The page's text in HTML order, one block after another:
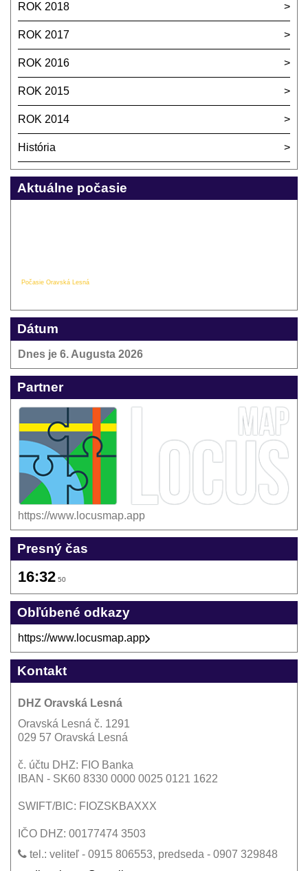
ROK 2018
ROK 2017
ROK 2016
ROK 2015
ROK 2014
História
Aktuálne počasie
Počasie Oravská Lesná
Dátum
Dnes je 6. Augusta 2026
Partner
https://www.locusmap.app
Presný čas
16:32 50
Obľúbené odkazy
https://www.locusmap.app
Kontakt
DHZ Oravská Lesná
Oravská Lesná č. 1291
029 57 Oravská Lesná
č. účtu DHZ: FIO Banka
IBAN - SK60 8330 0000 0025 0121 1622
SWIFT/BIC: FIOZSKBAXXX
IČO DHZ: 00177474 3503
tel.: veliteľ - 0915 806553, predseda - 0907 329848